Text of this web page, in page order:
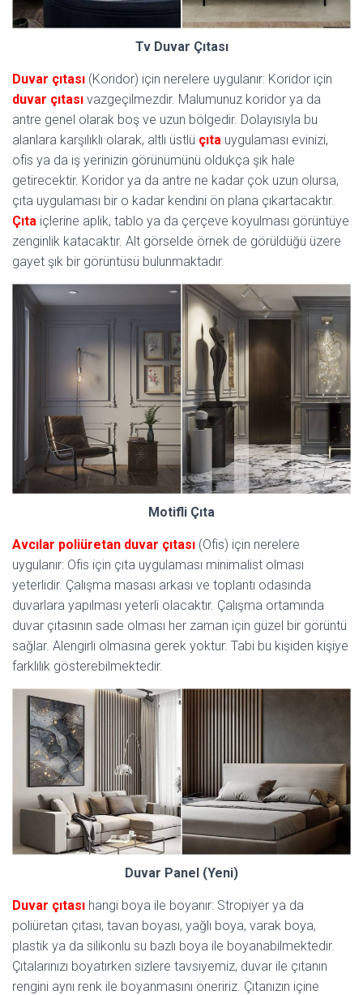
Tv Duvar Çıtası
Duvar çıtası (Koridor) için nerelere uygulanır: Koridor için
duvar çıtası vazgeçilmezdir. Malumunuz koridor ya da
antre genel olarak boş ve uzun bölgedir. Dolayısıyla bu
alanlara karşılıklı olarak, altlı üstlü çıta uygulaması evinizi,
ofis ya da iş yerinizin görünümünü oldukça şık hale
getirecektir. Koridor ya da antre ne kadar çok uzun olursa,
çıta uygulaması bir o kadar kendini ön plana çıkartacaktır.
Çıta içlerine aplik, tablo ya da çerçeve koyulması görüntüye
zenginlik katacaktır. Alt görselde örnek de görüldüğü üzere
gayet şık bir görüntüsü bulunmaktadır.
Motifli Çıta
Avcılar poliüretan duvar çıtası (Ofis) için nerelere
uygulanır: Ofis için çıta uygulaması minimalist olması
yeterlidir. Çalışma masası arkası ve toplantı odasında
duvarlara yapılması yeterli olacaktır. Çalışma ortamında
duvar çıtasının sade olması her zaman için güzel bir görüntü
sağlar. Alengirli olmasına gerek yoktur. Tabi bu kişiden kişiye
farklılık gösterebilmektedir.
Duvar Panel (Yeni)
Duvar çıtası hangi boya ile boyanır: Stropiyer ya da
poliüretan çıtası, tavan boyası, yağlı boya, varak boya,
plastik ya da silikonlu su bazlı boya ile boyanabilmektedir.
Çıtalarınızı boyatırken sizlere tavsiyemiz, duvar ile çıtanın
rengini aynı renk ile boyanmasını öneririz. Çıtanızın içine